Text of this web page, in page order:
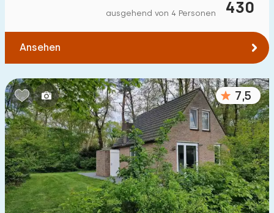
430
ausgehend von 4 Personen
Ansehen
7,5